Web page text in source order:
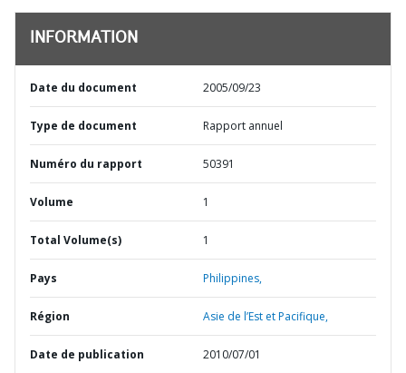
INFORMATION
Date du document 2005/09/23
Type de document Rapport annuel
Numéro du rapport 50391
Volume 1
Total Volume(s) 1
Pays Philippines,
Région Asie de l’Est et Pacifique,
Date de publication 2010/07/01